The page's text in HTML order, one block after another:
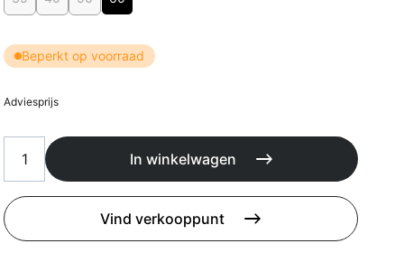
Buitenkeuken
Beperkt op voorraad
Adviesprijs
In winkelwagen
Vind verkooppunt